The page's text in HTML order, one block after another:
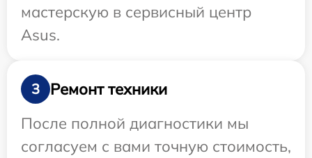
мастерскую в сервисный центр
Asus.
3
Ремонт техники
После полной диагностики мы
согласуем с вами точную стоимость,